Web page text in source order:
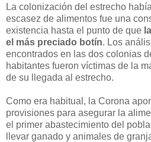
La colonización del estrecho
escasez de alimentos fue una
existencia hasta el punto de que
el más preciado botín. Los
encontrados en las dos colonias
habitantes fueron víctimas de la
de su llegada al estrecho.
Como era habitual, la Corona
provisiones para asegurar la
el primer abastecimiento del
llevar ganado y animales de